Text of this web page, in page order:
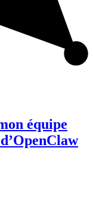
équipe